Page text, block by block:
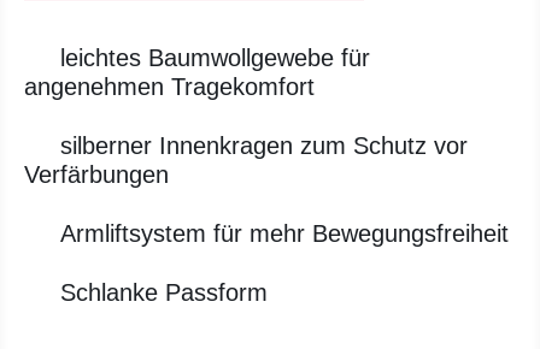
leichtes Baumwollgewebe für
angenehmen Tragekomfort
silberner Innenkragen zum Schutz vor
Verfärbungen
Armliftsystem für mehr Bewegungsfreiheit
Schlanke Passform